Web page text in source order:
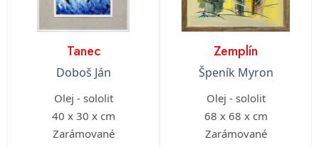
Tanec
Doboš Ján
Olej - sololit
40 x 30 x cm
Zarámované
Zemplín
Špeník Myron
Olej - sololit
68 x 68 x cm
Zarámované